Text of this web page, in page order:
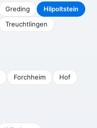
Greding
Hilpoltstein
Treuchtlingen
Forchheim
Hof